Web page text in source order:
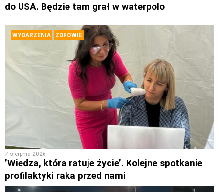
do USA. Będzie tam grał w waterpolo
WYDARZENIA ZDROWIE
7 sierpnia 2026
’Wiedza, która ratuje życie’. Kolejne spotkanie
profilaktyki raka przed nami